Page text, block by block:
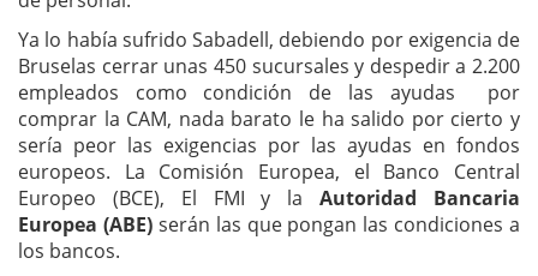
Ya lo había sufrido Sabadell, debiendo por exigencia de
Bruselas cerrar unas 450 sucursales y despedir a 2.200
empleados como condición de las ayudas por
comprar la CAM, nada barato le ha salido por cierto y
sería peor las exigencias por las ayudas en fondos
europeos. La Comisión Europea, el Banco Central
Europeo (BCE), El FMI y laAutoridad Bancaria
Europea (ABE)serán las que pongan las condiciones a
los bancos.